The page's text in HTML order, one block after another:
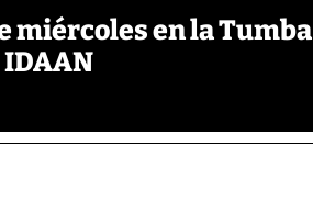
miércoles en la Tumba